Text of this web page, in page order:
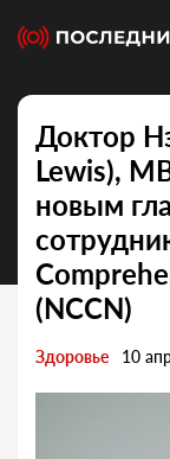
Доктор
Lewis),
новым
(NCCN)
Здоровье 10